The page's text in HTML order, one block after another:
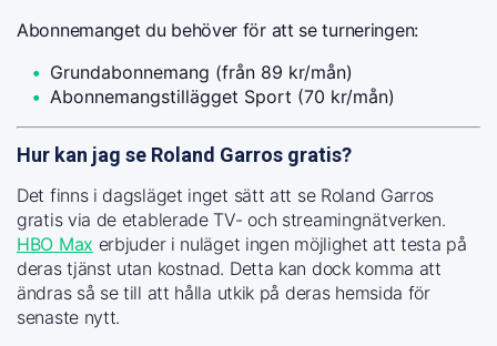
Abonnemanget du behöver för att se turneringen:
Grundabonnemang (från 89 kr/mån)
Abonnemangstillägget Sport (70 kr/mån)
Hur kan jag se Roland Garros gratis?
Det finns i dagsläget inget sätt att se Roland Garros
gratis via de etablerade TV- och streamingnätverken.
HBO Max erbjuder i nuläget ingen möjlighet att testa på
deras tjänst utan kostnad. Detta kan dock komma att
ändras så se till att hålla utkik på deras hemsida för
senaste nytt.